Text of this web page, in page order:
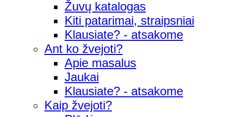
Žuvų katalogas
Kiti patarimai, straipsniai
Klausiate? - atsakome
Ant ko žvejoti?
Apie masalus
Jaukai
Klausiate? - atsakome
Kaip žvejoti?